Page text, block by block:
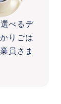
べるデ
りごは
員さま